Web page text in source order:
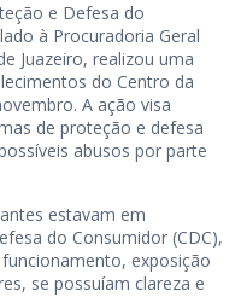
e Defesa do
à Procuradoria Geral
Juazeiro, realizou uma
do Centro da
A ação visa
de proteção e defesa
abusos por parte
estavam em
do Consumidor (CDC),
exposição
se possuíam clareza e